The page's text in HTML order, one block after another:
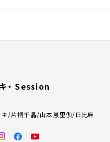
・ Session
キ/片桐千晶/山本恵里伽/日比麻